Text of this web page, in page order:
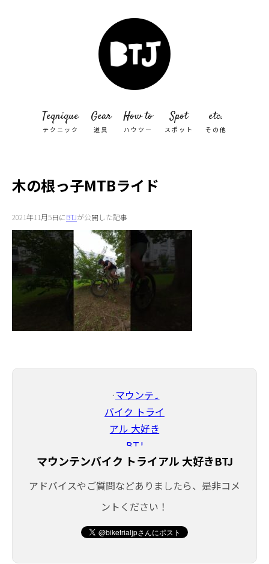
Teqnique
テクニック
Gear
道具
How to
ハウツー
Spot
スポット
etc.
その他
木の根っ子MTBライド
2021年11月5日にBTJが公開した記事
マウンテンバイク トライアル 大好きBTJ
アドバイスやご質問などありましたら、是非コメ
ントください！